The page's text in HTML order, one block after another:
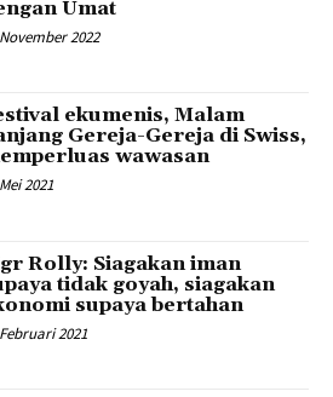
Umat
2022
ekumenis, Malam
Gereja-Gereja di Swiss,
wawasan
2021
Rolly: Siagakan iman
tidak goyah, siagakan
supaya bertahan
2021